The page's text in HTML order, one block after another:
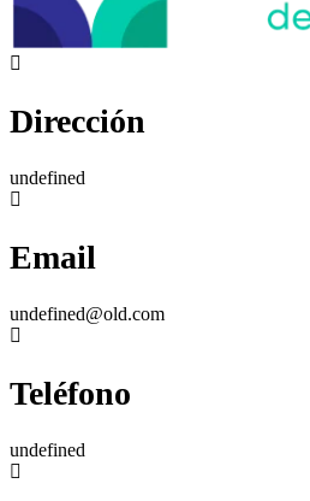
Dirección
undefined
Email
undefined@old.com
Teléfono
undefined